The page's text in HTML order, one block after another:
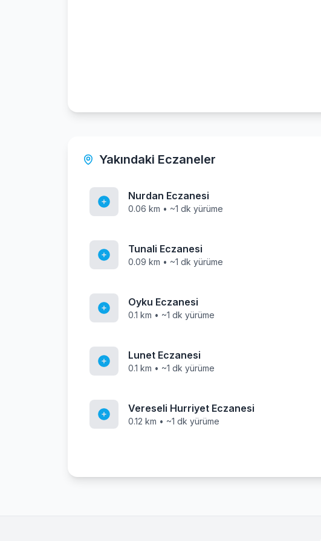
Yakındaki Eczaneler
Nurdan Eczanesi
0.06 km • ~1 dk yürüme
Tunali Eczanesi
0.09 km • ~1 dk yürüme
Oyku Eczanesi
0.1 km • ~1 dk yürüme
Lunet Eczanesi
0.1 km • ~1 dk yürüme
Vereseli Hurriyet Eczanesi
0.12 km • ~1 dk yürüme